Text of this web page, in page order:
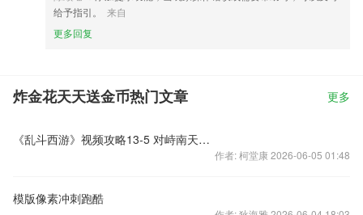
给予指引。
来自
更多回复
炸金花天天送金币热门文章 更多
《乱斗西游》视频攻略13-5 对峙南天门通关技巧
作者: 柯堂康 2026-06-05 01:48
模版像素冲刺跑酷